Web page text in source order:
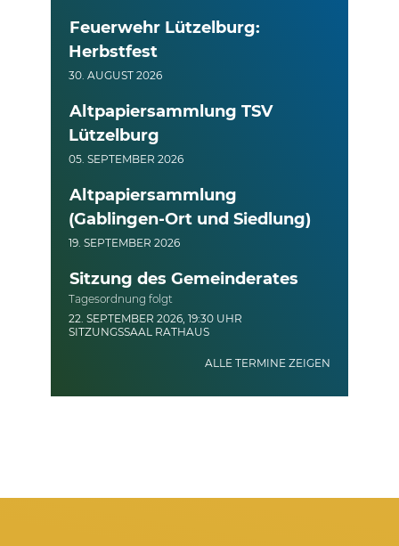
Feuerwehr Lützelburg:
Herbstfest
30. AUGUST 2026
Altpapiersammlung TSV
Lützelburg
05. SEPTEMBER 2026
Altpapiersammlung
(Gablingen-Ort und Siedlung)
19. SEPTEMBER 2026
Sitzung des Gemeinderates
Tagesordnung folgt
22. SEPTEMBER 2026, 19:30 UHR
SITZUNGSSAAL RATHAUS
ALLE TERMINE ZEIGEN